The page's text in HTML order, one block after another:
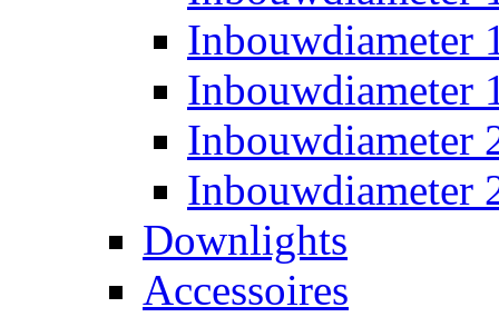
Inbouwdiameter
Inbouwdiameter
Inbouwdiameter
Inbouwdiameter
Downlights
Accessoires